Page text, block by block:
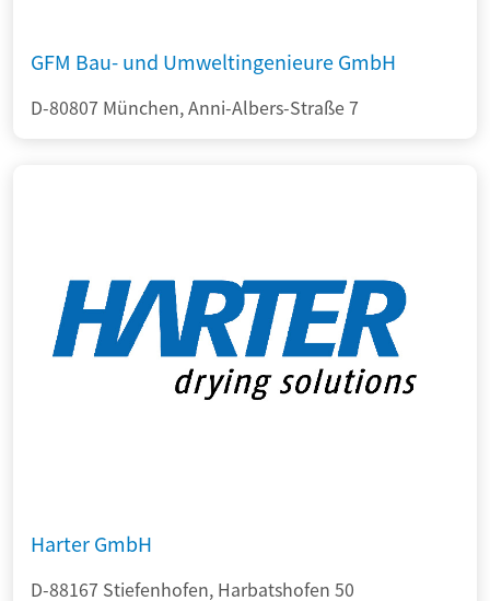
GFM Bau- und Umweltingenieure GmbH
D-80807 München, Anni-Albers-Straße 7
Harter GmbH
D-88167 Stiefenhofen, Harbatshofen 50